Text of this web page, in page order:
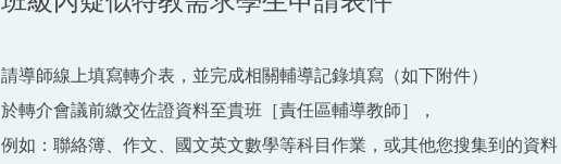
請導師線上填寫轉介表，並完成相關輔導記錄填寫（如下附件）
於轉介會議前繳交佐證資料至貴班［責任區輔導教師］，
例如：聯絡簿、作文、國文英文數學等科目作業，或其他您搜集到的資料